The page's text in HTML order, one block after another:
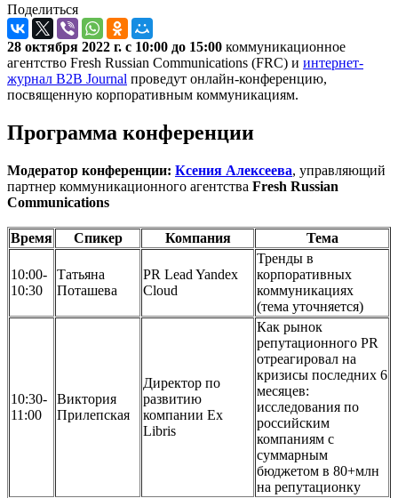
Поделиться
28 октября 2022 г. с 10:00 до 15:00 коммуникационное
агентство Fresh Russian Communications (FRC) и интернет-
журнал B2B Journal проведут онлайн-конференцию,
посвященную корпоративным коммуникациям.
Программа конференции
Модератор конференции: Ксения Алексеева, управляющий
партнер коммуникационного агентства Fresh Russian
Communications
Время Спикер Компания Тема
10:00-
10:30
Татьяна
Поташева
PR Lead Yandex
Cloud
Тренды в
корпоративных
коммуникациях
(тема уточняется)
10:30-
11:00
Виктория
Прилепская
Директор по
развитию
компании Ex
Libris
Как рынок
репутационного PR
отреагировал на
кризисы последних 6
месяцев:
исследования по
российским
компаниям с
суммарным
бюджетом в 80+млн
на репутационку